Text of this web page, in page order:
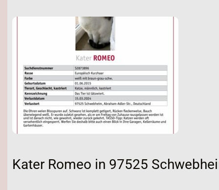
Kater Romeo in 97525